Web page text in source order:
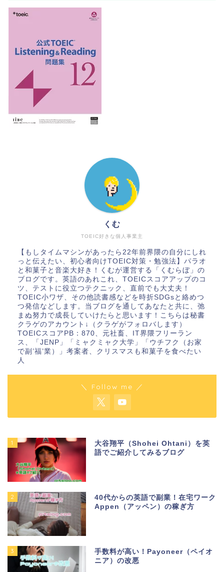
TOEIC好きな個人事業主
くむ
【もしタイムマシンがあったら22年前界隈の自分にしれ
っと伝えたい、初心者向けTOEIC対策・勉強法】パラオ
と和菓子と音楽大好き！くむが運営する「くむらぼ」の
ブログです。英語のあれこれ、TOEICスコアアップのコ
ツ、テストに役立つテクニック、直前でも大丈夫！
TOEIC小ワザ、その他読書感などを時折SDGsと絡めつ
つ発信などします。当ブログを通してあなたと共に、弛
まぬ努力で成長していけたらと思います！こちらは秘書
クラゲのアカウント↓（クラゲがフォロバします）
TOEICスコアPB：870、元社畜、IT界隈フリーラン
ス、「JENP」「ミャクミャク大学」「ウチフク（お家
で副’福’業）」考案者、クリスマスも和菓子を食べたい
人
＼ Follow me ／
1
大谷翔平（Shohei Ohtani）を英
語でご紹介してみるブログ
2
40代からの英語で副業！在宅ワーク
Appen（アッペン）の稼ぎ方
3
手数料が高い！Payoneer（ペイオ
ニア）の改悪